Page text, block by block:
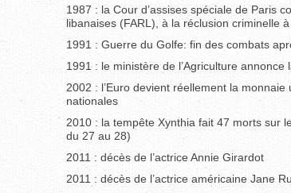
1987 : la Cour d’assises spéciale de Paris
libanaises (FARL), à la réclusion criminelle
1991 : Guerre du Golfe: fin des combats
1991 : le ministère de l’Agriculture
2002 : l’Euro devient réellement la
nationales
2010 : la tempête Xynthia fait 47 morts sur
du 27 au 28)
2011 : décès de l’actrice Annie Girardot
2011 : décès de l’actrice américaine Jane